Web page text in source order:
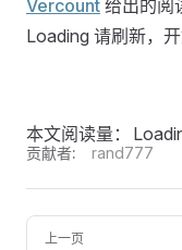
Vercount 给出的阅
Loading 请刷新，
本文阅读量：
贡献者: rand777
上一页